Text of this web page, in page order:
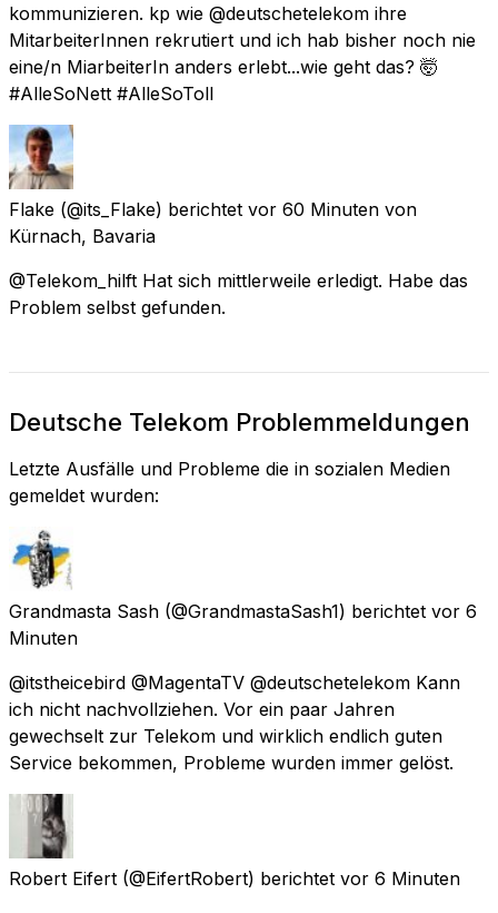
kommunizieren. kp wie @deutschetelekom ihre
MitarbeiterInnen rekrutiert und ich hab bisher noch nie
eine/n MiarbeiterIn anders erlebt...wie geht das? 🤯
#AlleSoNett #AlleSoToll
Flake (@its_Flake) berichtet vor 60 Minuten von
Kürnach, Bavaria
@Telekom_hilft Hat sich mittlerweile erledigt. Habe das
Problem selbst gefunden.
Deutsche Telekom Problemmeldungen
Letzte Ausfälle und Probleme die in sozialen Medien
gemeldet wurden:
Grandmasta Sash (@GrandmastaSash1) berichtet vor 6
Minuten
@itstheicebird @MagentaTV @deutschetelekom Kann
ich nicht nachvollziehen. Vor ein paar Jahren
gewechselt zur Telekom und wirklich endlich guten
Service bekommen, Probleme wurden immer gelöst.
Robert Eifert (@EifertRobert) berichtet vor 6 Minuten